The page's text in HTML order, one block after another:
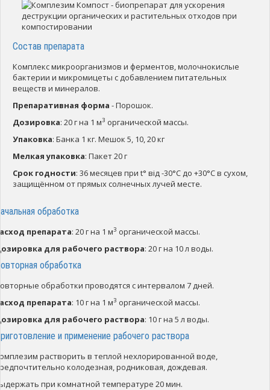
Состав препарата
Комплекс микроорганизмов и ферментов, молочнокислые
бактерии и микромицеты с добавлением питательных
веществ и минералов.
Препаративная форма - Порошок.
Дозировка: 20 г на 1 м3 органической массы.
Упаковка: Банка 1 кг. Мешок 5, 10, 20 кг
Мелкая упаковка: Пакет 20 г
Срок годности: 36 месяцев при t° від -30°С до +30°С в сухом,
защищённом от прямых солнечных лучей месте.
обработка
препарата: 20 г на 1 м3 органической массы.
для рабочего раствора: 20 г на 10 л воды.
обработка
обработки проводятся с интервалом 7 дней.
препарата: 10 г на 1 м3 органической массы.
для рабочего раствора: 10 г на 5 л воды.
и применение рабочего раствора
растворить в теплой нехлорированной воде,
колодезная, родниковая, дождевая.
при комнатной температуре 20 мин.